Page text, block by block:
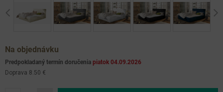
Previous
Na objednávku
Predpokladaný termín doručenia piatok 04.09.2026
Doprava 8.50 €